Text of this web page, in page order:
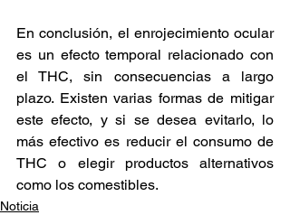
En conclusión, el enrojecimiento ocular
es un efecto temporal relacionado con
el THC, sin consecuencias a largo
plazo. Existen varias formas de mitigar
este efecto, y si se desea evitarlo, lo
más efectivo es reducir el consumo de
THC o elegir productos alternativos
como los comestibles.
Noticia